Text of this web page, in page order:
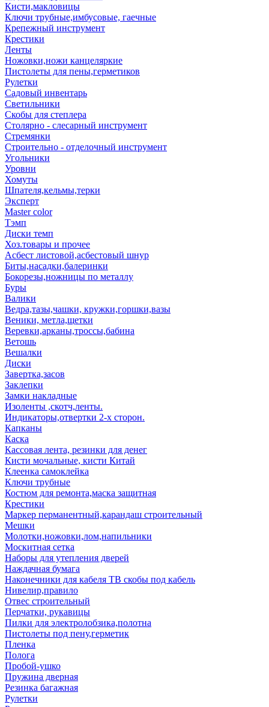
Кисти,макловицы
Ключи трубные,имбусовые, гаечные
Крепежный инструмент
Крестики
Ленты
Ножовки,ножи канцеляркие
Пистолеты для пены,герметиков
Рулетки
Садовый инвентарь
Светильники
Скобы для степлера
Столярно - слесарный инструмент
Стремянки
Строительно - отделочный инструмент
Угольники
Уровни
Хомуты
Шпателя,кельмы,терки
Эксперт
Master color
Тэмп
Диски темп
Хоз.товары и прочее
Асбест листовой,асбестовый шнур
Биты,насадки,балеринки
Бокорезы,ножницы по металлу
Буры
Валики
Ведра,тазы,чашки, кружки,горшки,вазы
Веники, метла,щетки
Веревки,арканы,троссы,бабина
Ветошь
Вешалки
Диски
Завертка,засов
Заклепки
Замки накладные
Изоленты ,скотч,ленты.
Индикаторы,отвертки 2-х сторон.
Капканы
Каска
Кассовая лента, резинки для денег
Кисти мочальные, кисти Китай
Клеенка самоклейка
Ключи трубные
Костюм для ремонта,маска защитная
Крестики
Маркер перманентный,карандаш строительный
Мешки
Молотки,ножовки,лом,напильники
Москитная сетка
Наборы для утепления дверей
Наждачная бумага
Наконечники для кабеля ТВ скобы под кабель
Нивелир,правило
Отвес строительный
Перчатки, рукавицы
Пилки для электролобзика,полотна
Пистолеты под пену,герметик
Пленка
Полога
Пробой-ушко
Пружина дверная
Резинка багажная
Рулетки